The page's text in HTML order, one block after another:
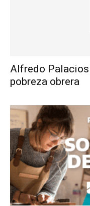
Alfredo
pobreza obrera